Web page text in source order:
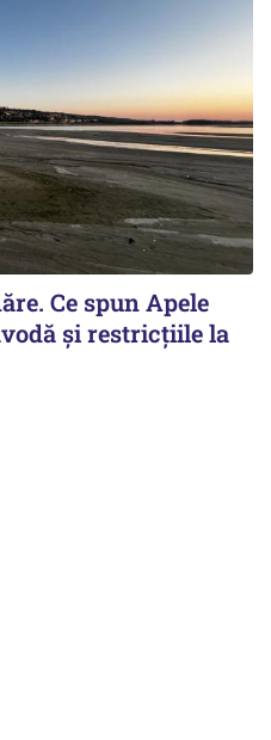
Ce spun Apele
și restricțiile la